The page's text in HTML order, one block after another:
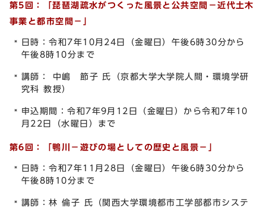
第5回：
「琵琶湖疏水がつくった風景と公共空間－近代土木
事業と都市空間－」
日時：令和7年10月24日（金曜日）午後6時30分から
午後8時10分まで
講師： 中嶋 節子 氏（京都大学大学院人間・環境学研
究科 教授）
申込期間：令和7年9月12日（金曜日）から令和7年10
月22日（水曜日）まで
第6回： 「鴨川－遊びの場としての歴史と風景－」
日時：令和7年11月28日（金曜日）午後6時30分から
午後8時10分まで
講師：林 倫子 氏（関西大学環境都市工学部都市システ